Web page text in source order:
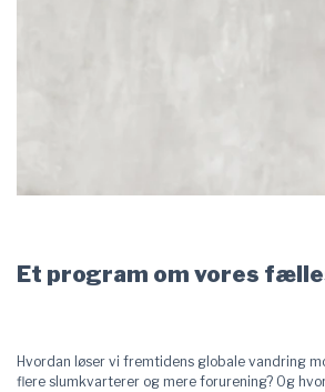
Et program om vores
Hvordan løser vi fremtidens globale vandring
flere slumkvarterer og mere forurening? Og